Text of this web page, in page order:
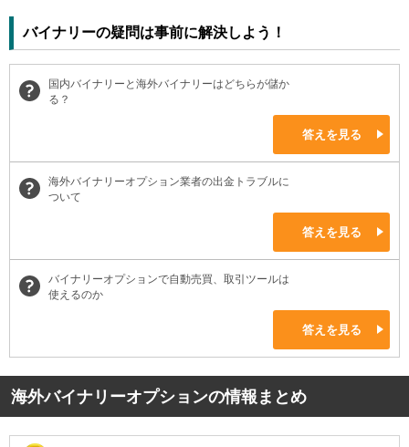
バイナリーの疑問は事前に解決しよう！
国内バイナリーと海外バイナリーはどちらが儲か
る？
答えを見る
海外バイナリーオプション業者の出金トラブルに
ついて
答えを見る
バイナリーオプションで自動売買、取引ツールは
使えるのか
答えを見る
海外バイナリーオプションの情報まとめ